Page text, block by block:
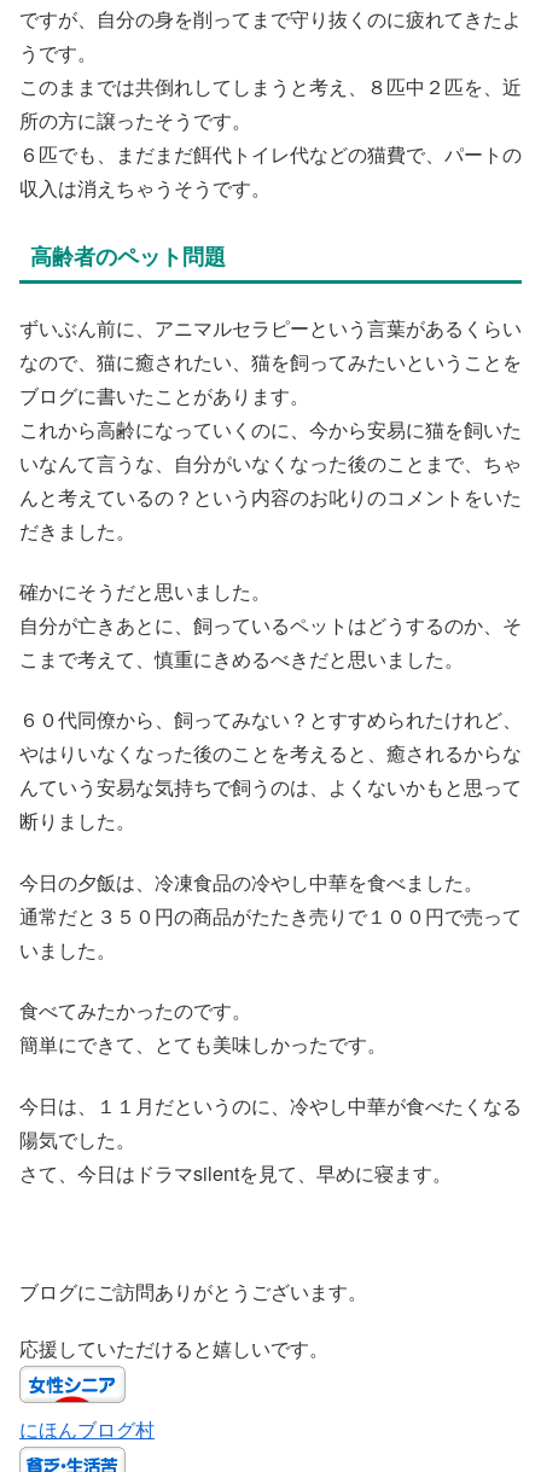
ですが、自分の身を削ってまで守り抜くのに疲れてきたよ
うです。
このままでは共倒れしてしまうと考え、８匹中２匹を、近
所の方に譲ったそうです。
６匹でも、まだまだ餌代トイレ代などの猫費で、パートの
収入は消えちゃうそうです。
高齢者のペット問題
ずいぶん前に、アニマルセラピーという言葉があるくらい
なので、猫に癒されたい、猫を飼ってみたいということを
ブログに書いたことがあります。
これから高齢になっていくのに、今から安易に猫を飼いた
いなんて言うな、自分がいなくなった後のことまで、ちゃ
んと考えているの？という内容のお叱りのコメントをいた
だきました。
確かにそうだと思いました。
自分が亡きあとに、飼っているペットはどうするのか、そ
こまで考えて、慎重にきめるべきだと思いました。
６０代同僚から、飼ってみない？とすすめられたけれど、
やはりいなくなった後のことを考えると、癒されるからな
んていう安易な気持ちで飼うのは、よくないかもと思って
断りました。
今日の夕飯は、冷凍食品の冷やし中華を食べました。
通常だと３５０円の商品がたたき売りで１００円で売って
いました。
食べてみたかったのです。
簡単にできて、とても美味しかったです。
今日は、１１月だというのに、冷やし中華が食べたくなる
陽気でした。
さて、今日はドラマsilentを見て、早めに寝ます。
ブログにご訪問ありがとうございます。
応援していただけると嬉しいです。
にほんブログ村